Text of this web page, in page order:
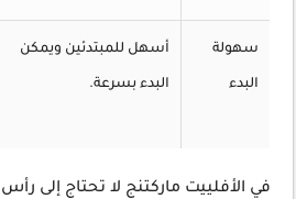
سهولة
البدء
أسهل للمبتدئين ويمكن
البدء بسرعة.
في الأفلييت ماركتنج لا تحتاج إلى